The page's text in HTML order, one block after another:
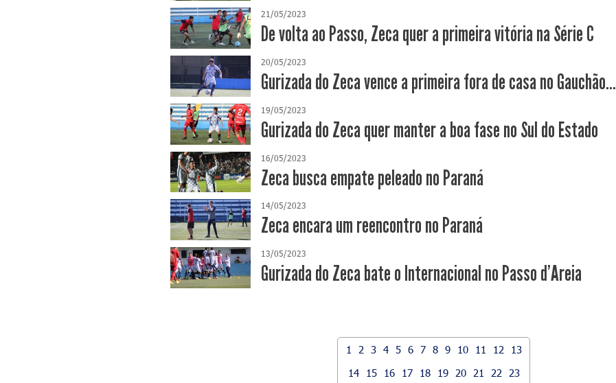
21/05/2023
De volta ao Passo, Zeca quer a primeira vitória na Série C
20/05/2023
Gurizada do Zeca vence a primeira fora de casa no Gauchão...
19/05/2023
Gurizada do Zeca quer manter a boa fase no Sul do Estado
16/05/2023
Zeca busca empate peleado no Paraná
14/05/2023
Zeca encara um reencontro no Paraná
13/05/2023
Gurizada do Zeca bate o Internacional no Passo d'Areia
1 2 3 4 5 6 7 8 9 10 11 12
13
14
15 16 17 18 19 20 21 22
23